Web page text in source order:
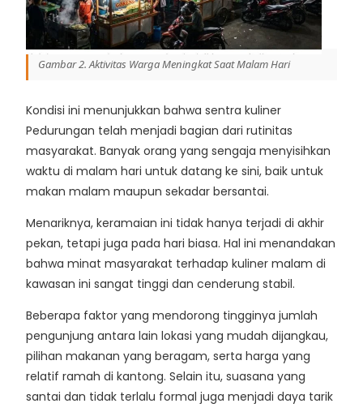
Gambar 2. Aktivitas Warga Meningkat Saat Malam Hari
Kondisi ini menunjukkan bahwa sentra kuliner
Pedurungan telah menjadi bagian dari rutinitas
masyarakat. Banyak orang yang sengaja menyisihkan
waktu di malam hari untuk datang ke sini, baik untuk
makan malam maupun sekadar bersantai.
Menariknya, keramaian ini tidak hanya terjadi di akhir
pekan, tetapi juga pada hari biasa. Hal ini menandakan
bahwa minat masyarakat terhadap kuliner malam di
kawasan ini sangat tinggi dan cenderung stabil.
Beberapa faktor yang mendorong tingginya jumlah
pengunjung antara lain lokasi yang mudah dijangkau,
pilihan makanan yang beragam, serta harga yang
relatif ramah di kantong. Selain itu, suasana yang
santai dan tidak terlalu formal juga menjadi daya tarik